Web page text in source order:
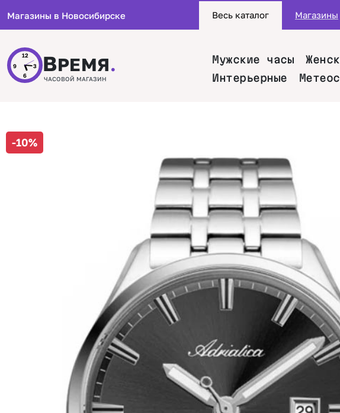
Магазины в Новосибирске Весь каталог Магазины
12
3
6
9 ВРЕМЯ.
ЧАСОВОЙ МАГАЗИН
Мужские часы
Интерьерные
-10%